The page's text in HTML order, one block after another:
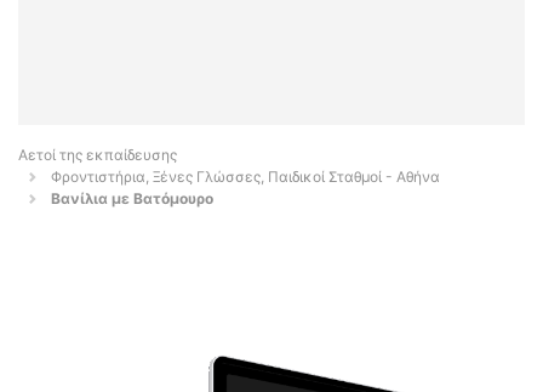
Αετοί της εκπαίδευσης
Φροντιστήρια, Ξένες Γλώσσες, Παιδικοί Σταθμοί - Αθήνα
Βανίλια με Βατόμουρο